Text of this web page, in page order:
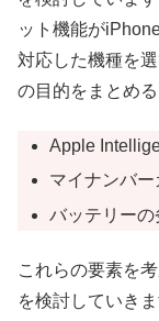
ット機能が
対応した機種を
の目的をまとめ
Apple
マイナンバ
バッテリー
これらの要素を
を検討していき